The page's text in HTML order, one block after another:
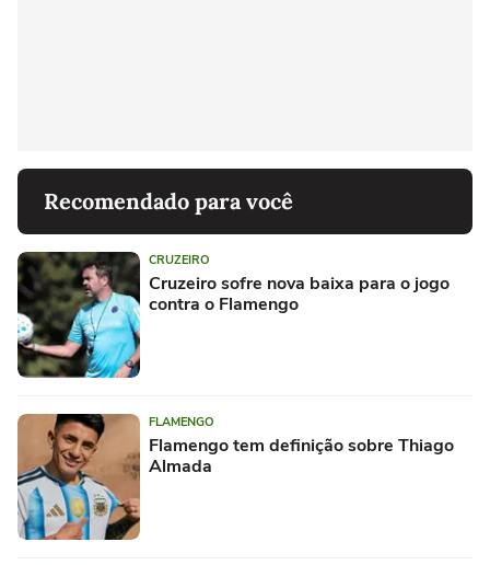
Recomendado para você
CRUZEIRO
Cruzeiro sofre nova baixa para o jogo
contra o Flamengo
FLAMENGO
Flamengo tem definição sobre Thiago
Almada